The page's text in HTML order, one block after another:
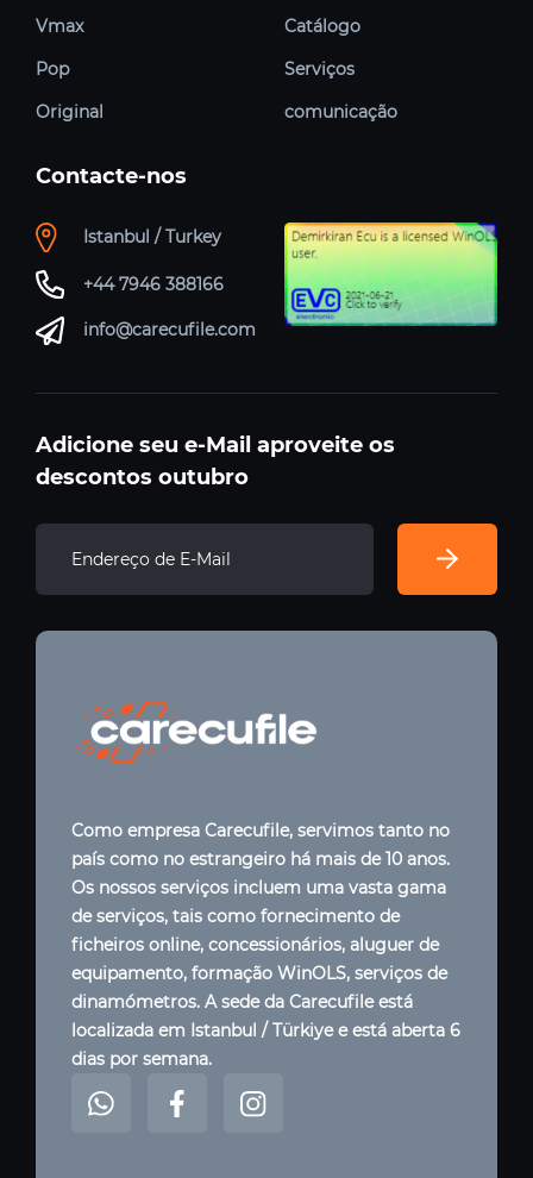
Vmax
Pop
Original
Catálogo
Serviços
comunicação
Contacte-nos
Istanbul / Turkey
+44 7946 388166
info@carecufile.com
Adicione seu e-Mail aproveite os
descontos outubro
Como empresa Carecufile, servimos tanto no
país como no estrangeiro há mais de 10 anos.
Os nossos serviços incluem uma vasta gama
de serviços, tais como fornecimento de
ficheiros online, concessionários, aluguer de
equipamento, formação WinOLS, serviços de
dinamómetros. A sede da Carecufile está
localizada em Istanbul / Türkiye e está aberta 6
dias por semana.